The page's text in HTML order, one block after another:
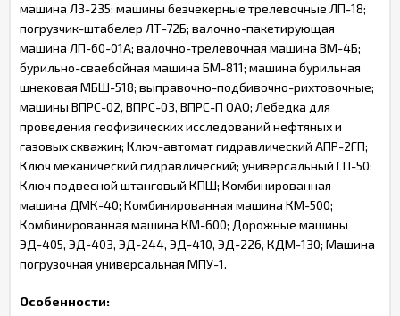
машина ЛЗ-235; машины безчекерные трелевочные ЛП-18;
погрузчик-штабелер ЛТ-72Б; валочно-пакетирующая
машина ЛП-60-01А; валочно-трелевочная машина ВМ-4Б;
бурильно-сваебойная машина БМ-811; машина бурильная
шнековая МБШ-518; выправочно-подбивочно-рихтовочные;
машины ВПРС-02, ВПРС-03, ВПРС-П ОАО; Лебедка для
проведения геофизических исследований нефтяных и
газовых скважин; Ключ-автомат гидравлический АПР-2ГП;
Ключ механический гидравлический; универсальный ГП-50;
Ключ подвесной штанговый КПШ; Комбинированная
машина ДМК-40; Комбинированная машина КМ-500;
Комбинированная машина КМ-600; Дорожные машины
ЭД-405, ЭД-403, ЭД-244, ЭД-410, ЭД-226, КДМ-130; Машина
погрузочная универсальная МПУ-1.
Особенности: